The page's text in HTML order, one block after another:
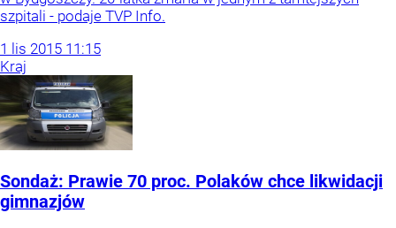
szpitali - podaje TVP Info.
1 lis 2015 11:15
Kraj
Sondaż: Prawie 70 proc. Polaków chce likwidacji
gimnazjów